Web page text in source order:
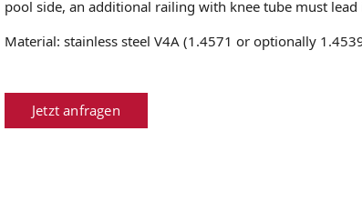
pool side, an additional railing with knee tube must
Material: stainless steel V4A (1.4571 or optionally
Jetzt anfragen